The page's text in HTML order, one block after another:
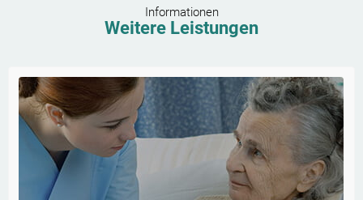
Informationen
Weitere Leistungen